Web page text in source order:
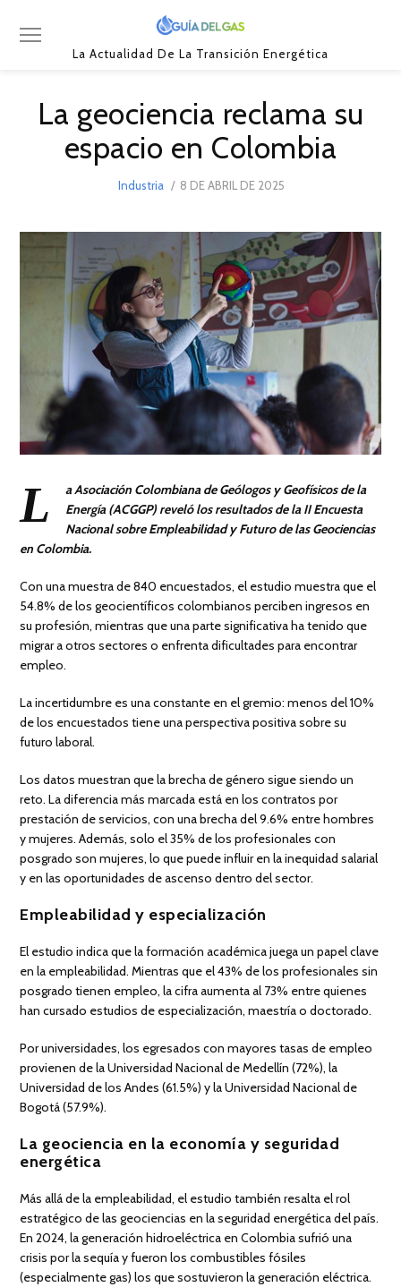
La Actualidad De La Transición Energética
La geociencia reclama su
espacio en Colombia
Industria
POSTED
8 DE ABRIL DE 2025
L
a Asociación Colombiana de Geólogos y Geofísicos de la
Energía (ACGGP) reveló los resultados de la II Encuesta
Nacional sobre Empleabilidad y Futuro de las Geociencias
en Colombia.
Con una muestra de 840 encuestados, el estudio muestra que el
54.8% de los geocientíficos colombianos perciben ingresos en
su profesión, mientras que una parte significativa ha tenido que
migrar a otros sectores o enfrenta dificultades para encontrar
empleo.
La incertidumbre es una constante en el gremio: menos del 10%
de los encuestados tiene una perspectiva positiva sobre su
futuro laboral.
Los datos muestran que la brecha de género sigue siendo un
reto. La diferencia más marcada está en los contratos por
prestación de servicios, con una brecha del 9.6% entre hombres
y mujeres. Además, solo el 35% de los profesionales con
posgrado son mujeres, lo que puede influir en la inequidad salarial
y en las oportunidades de ascenso dentro del sector.
Empleabilidad y especialización
El estudio indica que la formación académica juega un papel clave
en la empleabilidad. Mientras que el 43% de los profesionales sin
posgrado tienen empleo, la cifra aumenta al 73% entre quienes
han cursado estudios de especialización, maestría o doctorado.
Por universidades, los egresados con mayores tasas de empleo
provienen de la Universidad Nacional de Medellín (72%), la
Universidad de los Andes (61.5%) y la Universidad Nacional de
Bogotá (57.9%).
La geociencia en la economía y seguridad
energética
Más allá de la empleabilidad, el estudio también resalta el rol
estratégico de las geociencias en la seguridad energética del país.
En 2024, la generación hidroeléctrica en Colombia sufrió una
crisis por la sequía y fueron los combustibles fósiles
(especialmente gas) los que sostuvieron la generación eléctrica.